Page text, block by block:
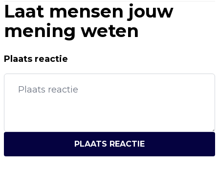
Laat mensen jouw
mening weten
Plaats reactie
PLAATS REACTIE